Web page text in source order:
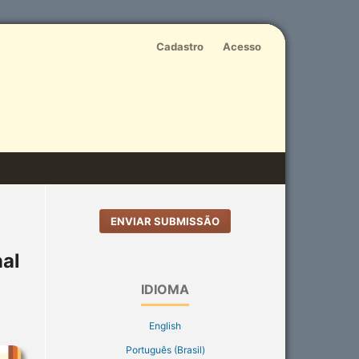
Cadastro Acesso
ENVIAR SUBMISSÃO
IDIOMA
English
Português (Brasil)